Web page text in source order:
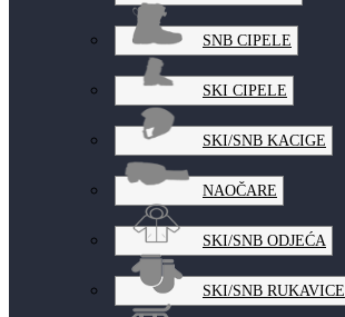
SNB CIPELE
SKI CIPELE
SKI/SNB KACIGE
NAOČARE
SKI/SNB ODJEĆA
SKI/SNB RUKAVICE